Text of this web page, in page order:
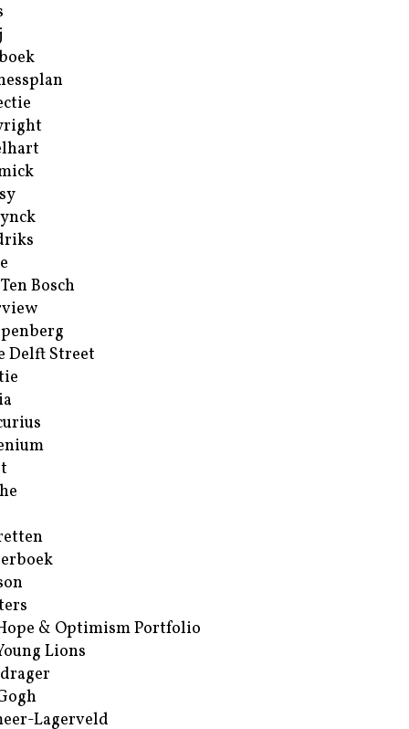
Bosch
Delft Street
& Optimism Portfolio
Lions
Lagerveld